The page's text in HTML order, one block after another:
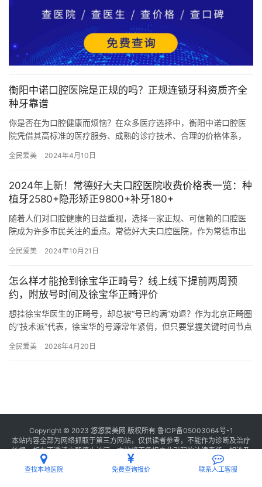
衡阳中诺口腔医院是正规的吗？正规连锁牙科资质齐全
种牙靠谱
你是否在为口腔健康而烦恼？在众多医疗选择中，衡阳中诺口腔医
院凭借其高标准的医疗服务、成熟的诊疗技术、合理的价格体系，
腔医…
全民爱美 2024年4月10日
2024年上新！常德好大夫口腔医院收费价格表一览：种
植牙2580+隐形矫正9800+补牙180+
随着人们对口腔健康的日益重视，选择一家正规、可信赖的口腔医
院成为许多市民关注的重点。常德好大夫口腔医院，作为常德市出
广大患…
全民爱美 2024年10月21日
怎么样才能抢到徐宝华正畸号？线上线下提前两周预
约，附放号时间及徐宝华正畸评价
想挂徐宝华医生的正畸号，却总被“号已约满”劝退？作为北京正畸圈
的“技术派”代表，徐宝华的号源常年紧俏，但只要掌握关键时间节点
全民爱美 2026年4月20日
Copyright © 2023 悠悠爱美网 版权所有 鲁ICP备05003064号-1
本站内容全部为网络抓取于第三方网站，仅供读者参考，不能作为诊断及治疗
依据，如有不适请立即停止访问，本站将不承担由此引起的法律责任。如涉及
联系我们
查找本地医院 免费查询报价 联系人工客服